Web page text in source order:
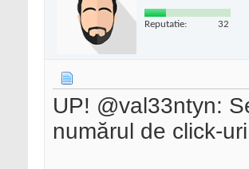
Reputatie: 32
UP! @val33ntyn:
numărul de click-